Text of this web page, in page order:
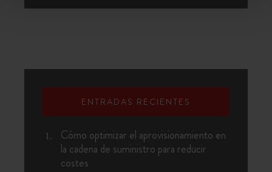
ENTRADAS RECIENTES
Cómo optimizar el aprovisionamiento en
la cadena de suministro para reducir
costes